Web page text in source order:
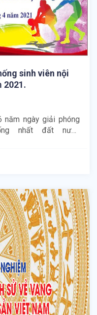
sinh viên nội
2021.
năm ngày giải phóng
nhất đất nước
sinh viên các khu nội
24 và 25 tháng 4 năm